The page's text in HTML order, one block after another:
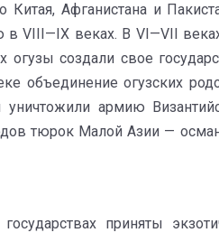
Афганистана и
VIII—IX веках. В VI—VII
создали свое
объединение огузских
армию
тюрок Малой Азии —
приняты